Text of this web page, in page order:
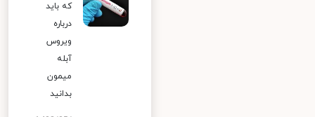
که باید
درباره
ویروس
آبله
میمون
بدانید